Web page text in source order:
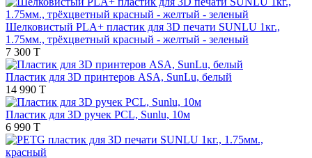
Шелковистый PLA+ пластик для 3D печати SUNLU 1кг.,
1.75мм., трёхцветный красный - желтый - зеленый
7 300 T
Пластик для 3D принтеров ASA, SunLu, белый
14 990 T
Пластик для 3D ручек PCL, Sunlu, 10м
6 990 T